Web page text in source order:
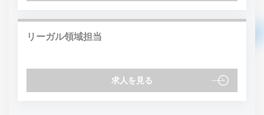
リーガル領域担当
求人を見る